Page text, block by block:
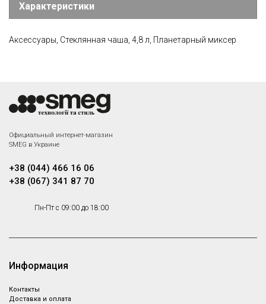
Характеристики
Аксессуары, Стеклянная чаша, 4,8 л, Планетарный миксер
Официальный интернет-магазин
SMEG в Украине
+38 (044) 466 16 06
+38 (067) 341 87 70
Пн-Пт с 09:00 до 18:00
Информация
Контакты
Доставка и оплата